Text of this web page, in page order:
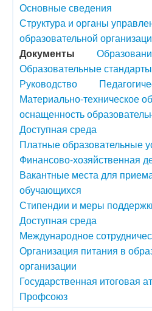
Основные сведения
Структура и органы
образовательной
Документы
Образовательные
Руководство
Материально-техническое
оснащенность
Доступная среда
Платные образовательные
Финансово-хозяйственная
Вакантные места для
обучающихся
Стипендии и меры
Доступная среда
Международное
Организация питания в
организации
Государственная итоговая
Профсоюз